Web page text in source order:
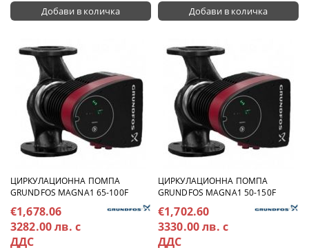
ЦИРКУЛАЦИОННА ПОМПА
GRUNDFOS MAGNA1 65-100F
€1,678.06
3282.00 лв. с
ДДС
ЦИРКУЛАЦИОННА ПОМПА
GRUNDFOS MAGNA1 50-150F
€1,702.60
3330.00 лв. с
ДДС